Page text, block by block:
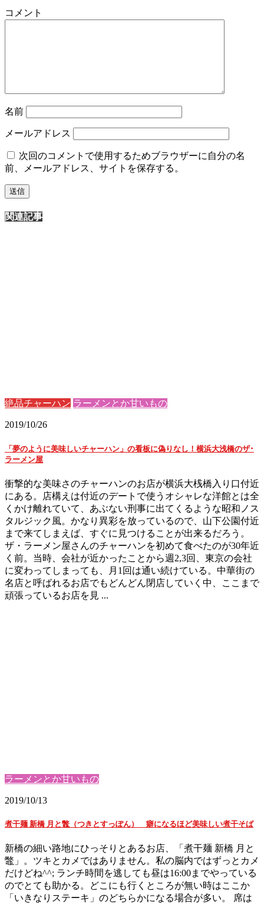
コメント
名前
メールアドレス
次回のコメントで使用するためブラウザーに自分の名
前、メールアドレス、サイトを保存する。
関連記事
絶品チャーハン ラーメンとか甘いもの
2019/10/26
「夢のように美味しいチャーハン」の看板に偽りなし！横浜大浅橋のザ･
ラーメン屋
衝撃的な美味さのチャーハンのお店が横浜大桟橋入り口付近
にある。店構えは付近のデートで使うオシャレな洋館とは全
くかけ離れていて、あぶない刑事に出てくるような昭和ノス
タルジック風。かなり異彩を放っているので、山下公園付近
まで来てしまえば、すぐに見つけることが出来るだろう。
ザ・ラーメン屋さんのチャーハンを初めて食べたのが30年近
く前。当時、会社が近かったことから週2,3回、東京の会社
に変わってしまっても、月1回は通い続けている。中華街の
名店と呼ばれるお店でもどんどん閉店していく中、ここまで
頑張っているお店を見 ...
ラーメンとか甘いもの
2019/10/13
煮干麺 新橋 月と鼈（つきとすっぽん） 癖になるほど美味しい煮干そば
新橋の細い路地にひっそりとあるお店、「煮干麺 新橋 月と
鼈」。ツキとカメではありません。私の脳内ではずっとカメ
だけどね^^; ランチ時間を逃しても昼は16:00までやっている
のでとても助かる。どこにも行くところが無い時はここか
「いきなりステーキ」のどちらかになる場合が多い。 席は